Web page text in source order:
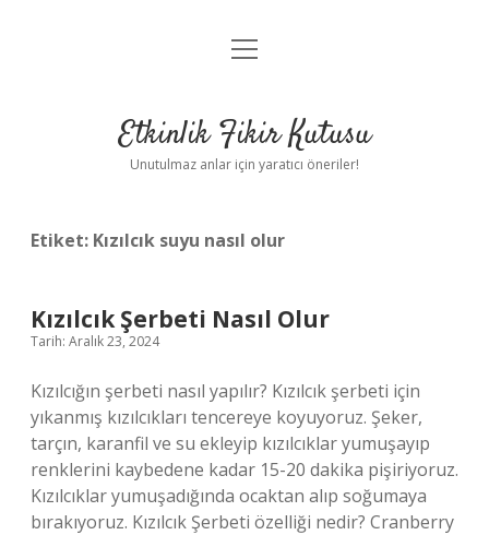
Anasayfa
Yasal Uyarı
menüyü
Etkinlik Fikir Kutusu
Unutulmaz anlar için yaratıcı öneriler!
Etiket: Kızılcık suyu nasıl olur
Kızılcık Şerbeti Nasıl Olur
Tarih: Aralık 23, 2024
Kızılcığın şerbeti nasıl yapılır? Kızılcık şerbeti için
yıkanmış kızılcıkları tencereye koyuyoruz. Şeker,
tarçın, karanfil ve su ekleyip kızılcıklar yumuşayıp
renklerini kaybedene kadar 15-20 dakika pişiriyoruz.
Kızılcıklar yumuşadığında ocaktan alıp soğumaya
bırakıyoruz. Kızılcık Şerbeti özelliği nedir? Cranberry